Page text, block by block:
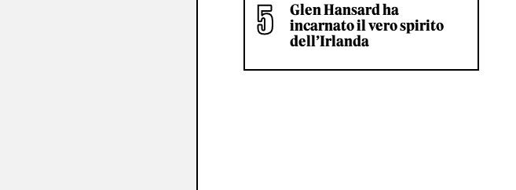
Glen Hansard ha
incarnato il vero spirito
dell’Irlanda